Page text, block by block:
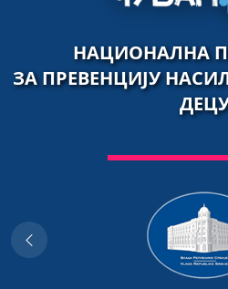
НАЦИОНАЛНА
ЗА ПРЕВЕНЦИЈУ